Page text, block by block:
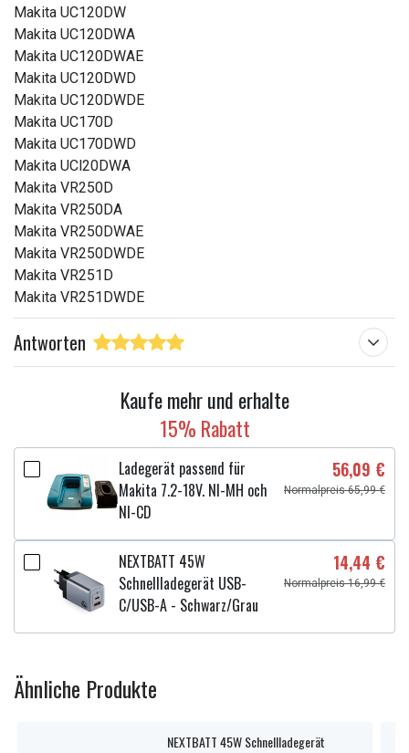
Makita UC120DW
Makita UC120DWA
Makita UC120DWAE
Makita UC120DWD
Makita UC120DWDE
Makita UC170D
Makita UC170DWD
Makita UCl20DWA
Makita VR250D
Makita VR250DA
Makita VR250DWAE
Makita VR250DWDE
Makita VR251D
Makita VR251DWDE
Antworten
Kaufe mehr und erhalte
15% Rabatt
Ladegerät passend für
Makita 7.2-18V. NI-MH och
NI-CD
56,09 €
Normalpreis 65,99 €
NEXTBATT 45W
Schnellladegerät USB-
C/USB-A - Schwarz/Grau
14,44 €
Normalpreis 16,99 €
Ähnliche Produkte
NEXTBATT 45W Schnellladegerät